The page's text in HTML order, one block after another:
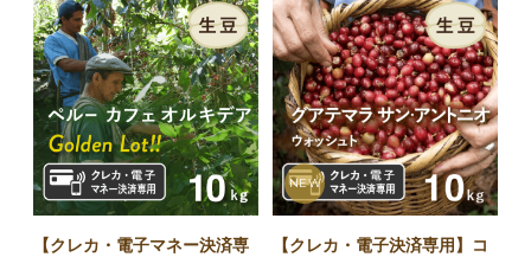
【クレカ・電子マネー決済専
NEW
【クレカ・電子決済専用】コ